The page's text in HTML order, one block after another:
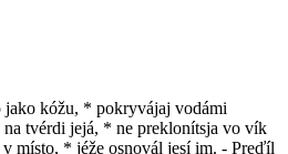
kóžu, * pokryvájaj vodámi
tvérdi jejá, * ne preklonítsja vo vík
místo, * jéže osnovál jesí im. - Preďíl